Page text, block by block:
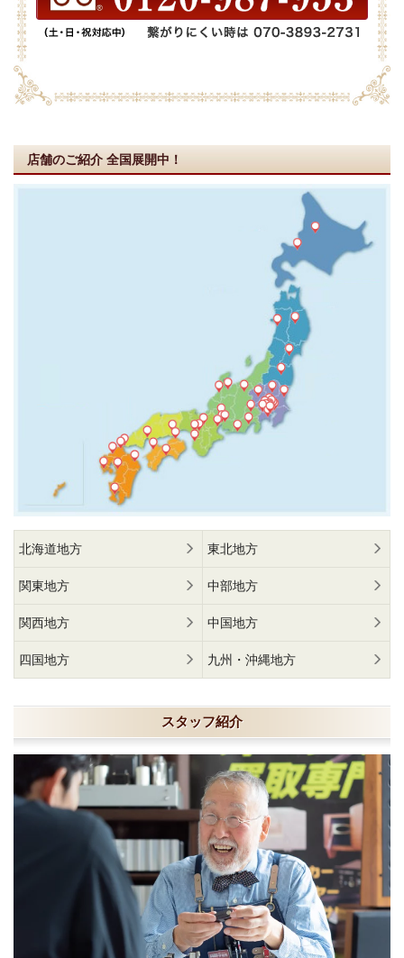
店舗のご紹介 全国展開中！
北海道地方 東北地方
関東地方 中部地方
関西地方 中国地方
四国地方 九州・沖縄地方
スタッフ紹介